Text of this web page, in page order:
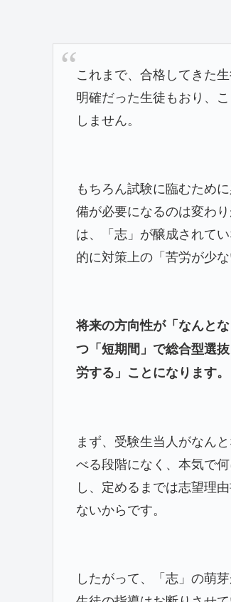
これまで、合格してきた
明確だった生徒もおり、
しません。
もちろん試験に臨むため
備が必要になるのは変わ
は、「志」が醸成されて
的に対策上の「苦労が少
将来の方向性が「なんと
つ「短期間」で総合型選
労する」ことになります。
まず、受験生当人がなん
べる段階になく、本気で
し、定めるまでは志望理
ないからです。
したがって、「志」の萌